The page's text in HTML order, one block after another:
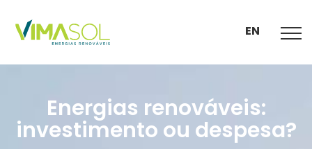
EN
Energias renováveis:
investimento ou despesa?